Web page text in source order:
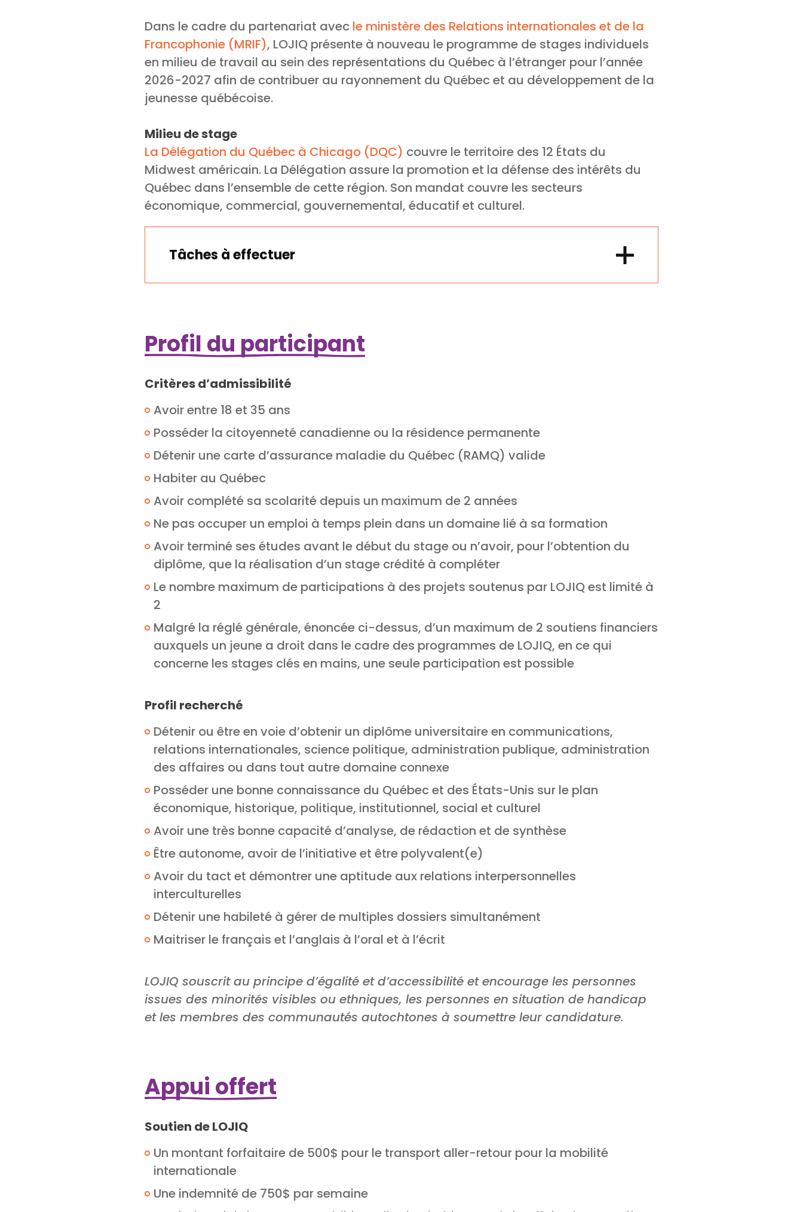
Dans le cadre du partenariat avec le ministère des Relations internationales et de la
Francophonie (MRIF), LOJIQ présente à nouveau le programme de stages individuels
en milieu de travail au sein des représentations du Québec à l’étranger pour l’année
2026-2027 afin de contribuer au rayonnement du Québec et au développement de la
jeunesse québécoise.
Milieu de stage
La Délégation du Québec à Chicago (DQC) couvre le territoire des 12 États du
Midwest américain. La Délégation assure la promotion et la défense des intérêts du
Québec dans l’ensemble de cette région. Son mandat couvre les secteurs
économique, commercial, gouvernemental, éducatif et culturel.
Tâches à effectuer
Profil du participant
Critères d’admissibilité
Avoir entre 18 et 35 ans
Posséder la citoyenneté canadienne ou la résidence permanente
Détenir une carte d’assurance maladie du Québec (RAMQ) valide
Habiter au Québec
Avoir complété sa scolarité depuis un maximum de 2 années
Ne pas occuper un emploi à temps plein dans un domaine lié à sa formation
Avoir terminé ses études avant le début du stage ou n’avoir, pour l’obtention du
diplôme, que la réalisation d’un stage crédité à compléter
Le nombre maximum de participations à des projets soutenus par LOJIQ est limité à
2
Malgré la réglé générale, énoncée ci-dessus, d’un maximum de 2 soutiens financiers
auxquels un jeune a droit dans le cadre des programmes de LOJIQ, en ce qui
concerne les stages clés en mains, une seule participation est possible
Profil recherché
Détenir ou être en voie d’obtenir un diplôme universitaire en communications,
relations internationales, science politique, administration publique, administration
des affaires ou dans tout autre domaine connexe
Posséder une bonne connaissance du Québec et des États-Unis sur le plan
économique, historique, politique, institutionnel, social et culturel
Avoir une très bonne capacité d’analyse, de rédaction et de synthèse
Être autonome, avoir de l’initiative et être polyvalent(e)
Avoir du tact et démontrer une aptitude aux relations interpersonnelles
interculturelles
Détenir une habileté à gérer de multiples dossiers simultanément
Maitriser le français et l’anglais à l’oral et à l’écrit
LOJIQ souscrit au principe d’égalité et d’accessibilité et encourage les personnes
issues des minorités visibles ou ethniques, les personnes en situation de handicap
et les membres des communautés autochtones à soumettre leur candidature.
Appui offert
Soutien de LOJIQ
Un montant forfaitaire de 500$ pour le transport aller-retour pour la mobilité
internationale
Une indemnité de 750$ par semaine